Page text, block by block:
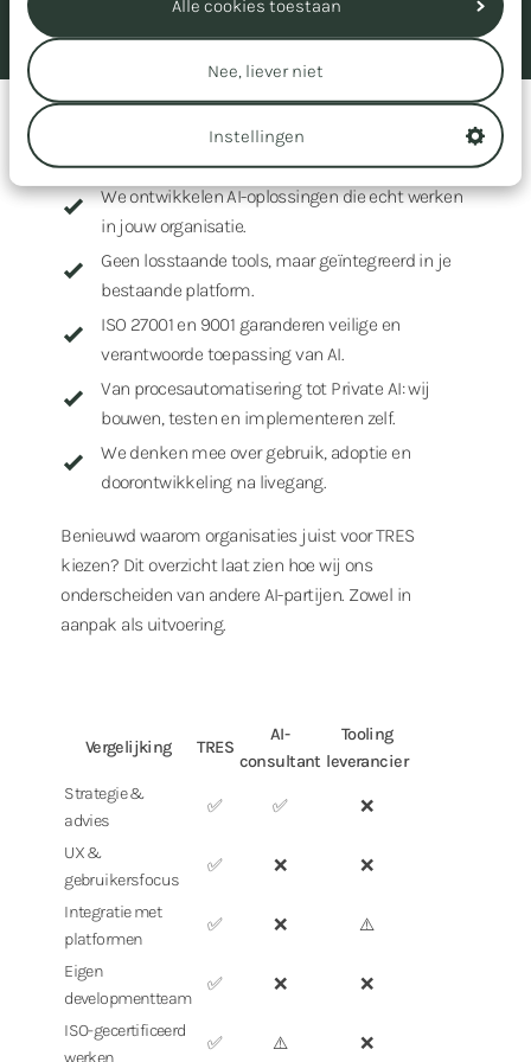
Alle cookies toestaan
Nee, liever niet
Instellingen
Waarom AI met TRES
We ontwikkelen AI-oplossingen die echt werken
in jouw organisatie.
Geen losstaande tools, maar geïntegreerd in je
bestaande platform.
ISO 27001 en 9001 garanderen veilige en
verantwoorde toepassing van AI.
Van procesautomatisering tot Private AI: wij
bouwen, testen en implementeren zelf.
We denken mee over gebruik, adoptie en
doorontwikkeling na livegang.
Benieuwd waarom organisaties juist voor TRES
kiezen? Dit overzicht laat zien hoe wij ons
onderscheiden van andere AI-partijen. Zowel in
aanpak als uitvoering.
Vergelijking TRES
AI-
consultant
Tooling
leverancier
Strategie &
advies
✅ ✅ ❌
UX &
gebruikersfocus
✅ ❌ ❌
Integratie met
platformen
✅ ❌ ⚠️
Eigen
developmentteam
✅ ❌ ❌
ISO-gecertificeerd
werken
✅ ⚠️ ❌